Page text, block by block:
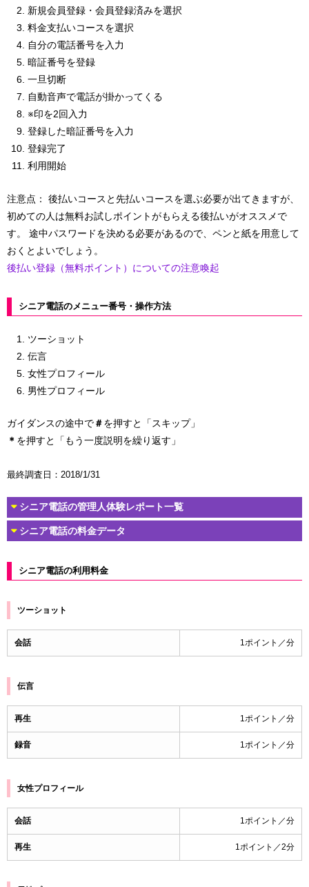
新規会員登録・会員登録済みを選択
料金支払いコースを選択
自分の電話番号を入力
暗証番号を登録
一旦切断
自動音声で電話が掛かってくる
※印を2回入力
登録した暗証番号を入力
登録完了
利用開始
注意点： 後払いコースと先払いコースを選ぶ必要が出てきますが、
初めての人は無料お試しポイントがもらえる後払いがオススメで
す。 途中パスワードを決める必要があるので、ペンと紙を用意して
おくとよいでしょう。
後払い登録（無料ポイント）についての注意喚起
シニア電話のメニュー番号・操作方法
ツーショット
伝言
女性プロフィール
男性プロフィール
ガイダンスの途中で＃を押すと「スキップ」
＊ を押すと「もう一度説明を繰り返す」
最終調査日：2018/1/31
シニア電話の管理人体験レポート一覧
シニア電話の料金データ
シニア電話の利用料金
ツーショット
会話 1ポイント／分
伝言
再生 1ポイント／分
録音 1ポイント／分
女性プロフィール
会話 1ポイント／分
再生 1ポイント／2分